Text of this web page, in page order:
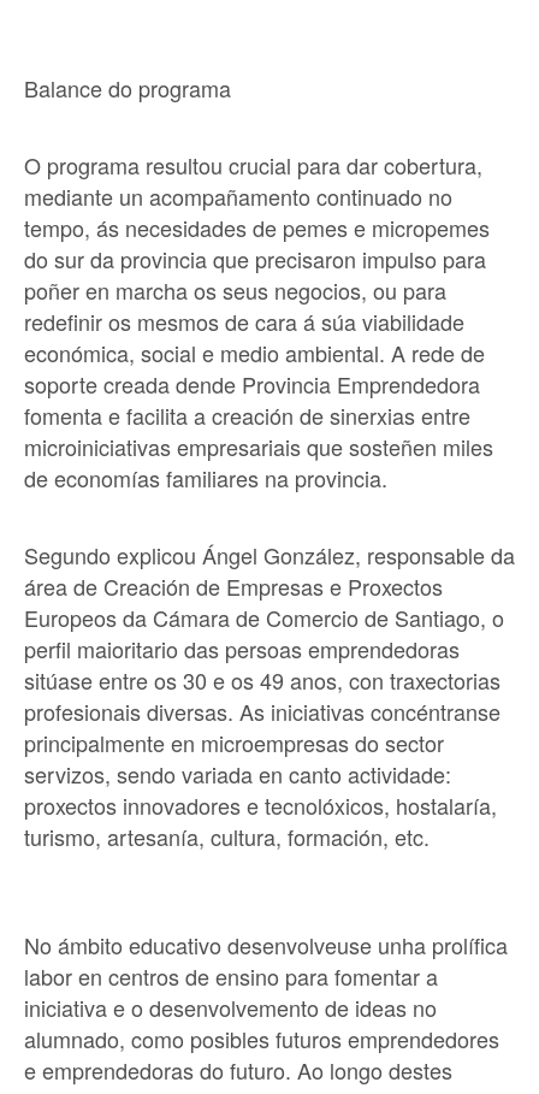
Balance do programa
O programa resultou crucial para dar cobertura,
mediante un acompañamento continuado no
tempo, ás necesidades de pemes e micropemes
do sur da provincia que precisaron impulso para
poñer en marcha os seus negocios, ou para
redefinir os mesmos de cara á súa viabilidade
económica, social e medio ambiental. A rede de
soporte creada dende Provincia Emprendedora
fomenta e facilita a creación de sinerxias entre
microiniciativas empresariais que sosteñen miles
de economías familiares na provincia.
Segundo explicou Ángel González, responsable da
área de Creación de Empresas e Proxectos
Europeos da Cámara de Comercio de Santiago, o
perfil maioritario das persoas emprendedoras
sitúase entre os 30 e os 49 anos, con traxectorias
profesionais diversas. As iniciativas concéntranse
principalmente en microempresas do sector
servizos, sendo variada en canto actividade:
proxectos innovadores e tecnolóxicos, hostalaría,
turismo, artesanía, cultura, formación, etc.
No ámbito educativo desenvolveuse unha prolífica
labor en centros de ensino para fomentar a
iniciativa e o desenvolvemento de ideas no
alumnado, como posibles futuros emprendedores
e emprendedoras do futuro. Ao longo destes